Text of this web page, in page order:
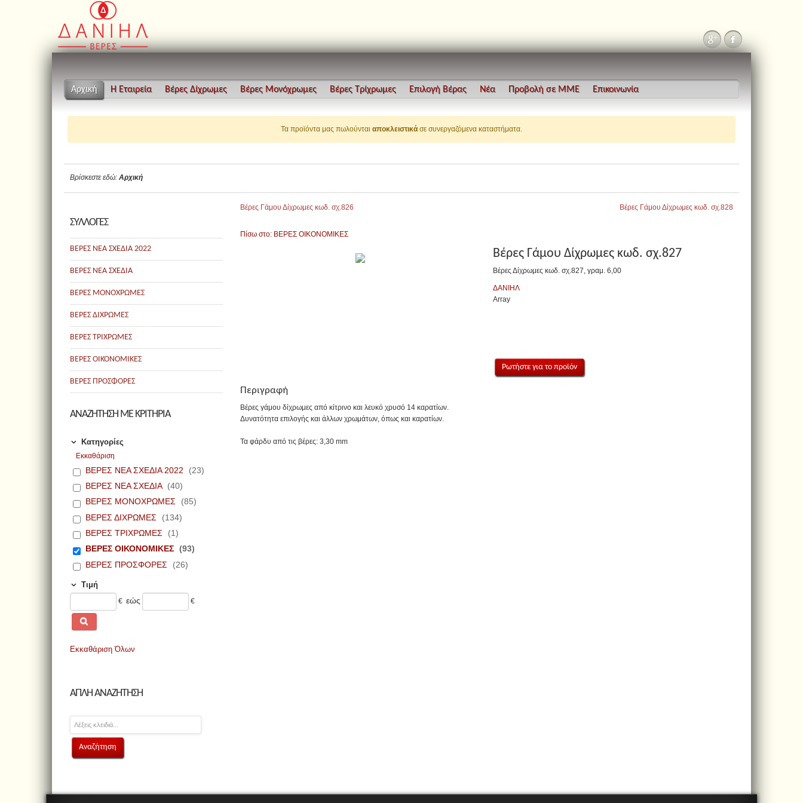
Αρχική Η Εταιρεία Βέρες Δίχρωμες Βέρες Μονόχρωμες Βέρες Τρίχρωμες Επιλογή Βέρας Νέα Προβολή σε ΜΜΕ Επικοινωνία
Τα προϊόντα μας πωλούνται αποκλειστικά σε συνεργαζόμενα καταστήματα.
Βρίσκεστε εδώ: Αρχική
ΣΥΛΛΟΓΕΣ
ΒΕΡΕΣ ΝΕΑ ΣΧΕΔΙΑ 2022
ΒΕΡΕΣ ΝΕΑ ΣΧΕΔΙΑ
ΒΕΡΕΣ ΜΟΝΟΧΡΩΜΕΣ
ΒΕΡΕΣ ΔΙΧΡΩΜΕΣ
ΒΕΡΕΣ ΤΡΙΧΡΩΜΕΣ
ΒΕΡΕΣ ΟΙΚΟΝΟΜΙΚΕΣ
ΒΕΡΕΣ ΠΡΟΣΦΟΡΕΣ
ΑΝΑΖΗΤΗΣΗ ΜΕ ΚΡΙΤΗΡΙΑ
Κατηγορίες
Εκκαθάριση
ΒΕΡΕΣ ΝΕΑ ΣΧΕΔΙΑ 2022
(23)
ΒΕΡΕΣ ΝΕΑ ΣΧΕΔΙΑ (40)
ΒΕΡΕΣ ΜΟΝΟΧΡΩΜΕΣ
(85)
ΒΕΡΕΣ ΔΙΧΡΩΜΕΣ
(134)
ΒΕΡΕΣ ΤΡΙΧΡΩΜΕΣ
(1)
ΒΕΡΕΣ ΟΙΚΟΝΟΜΙΚΕΣ (93)
ΒΕΡΕΣ ΠΡΟΣΦΟΡΕΣ
(26)
Τιμή
€ εώς €
Εκκαθάριση Όλων
ΑΠΛΗ ΑΝΑΖΗΤΗΣΗ
Βέρες Γάμου Δίχρωμες κωδ. σχ.828
Βέρες Γάμου Δίχρωμες κωδ. σχ.826
Πίσω στο: ΒΕΡΕΣ ΟΙΚΟΝΟΜΙΚΕΣ
Βέρες Γάμου Δίχρωμες κωδ. σχ.827
Βέρες Δίχρωμες κωδ. σχ.827, γραμ. 6,00
ΔΑΝΙΗΛ
Array
Ρωτήστε για το προϊόν
Περιγραφή
Βέρες γάμου δίχρωμες από κίτρινο και λευκό χρυσό 14 καρατίων.
Δυνατότητα επιλογής και άλλων χρωμάτων, όπως και καρατίων.
Τα φάρδυ από τις βέρες: 3,30 mm